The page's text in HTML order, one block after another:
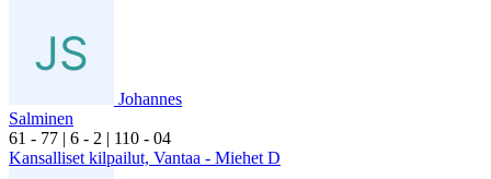
Johannes
Salminen
61 - 77 | 6 - 2 | 110 - 04
Kansalliset kilpailut, Vantaa - Miehet D